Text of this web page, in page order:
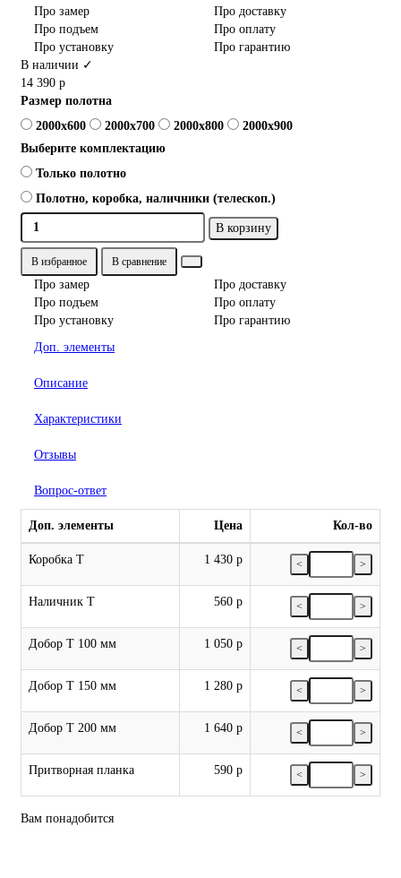
Про замер
Про доставку
Про подъем
Про оплату
Про установку
Про гарантию
В наличии ✓
14 390 р
Размер полотна
2000x600
2000x700 2000x800
2000x900
Выберите комплектацию
Только полотно
Полотно, коробка, наличники (телескоп.)
В корзину
В избранное В сравнение
Про замер
Про доставку
Про подъем
Про оплату
Про установку
Про гарантию
Доп. элементы
Описание
Характеристики
Отзывы
Вопрос-ответ
Доп. элементы Цена Кол-во
Коробка Т 1 430 р < >
Наличник Т 560 р < >
Добор Т 100 мм 1 050 р < >
Добор Т 150 мм 1 280 р < >
Добор Т 200 мм 1 640 р < >
Притворная планка 590 р < >
Вам понадобится